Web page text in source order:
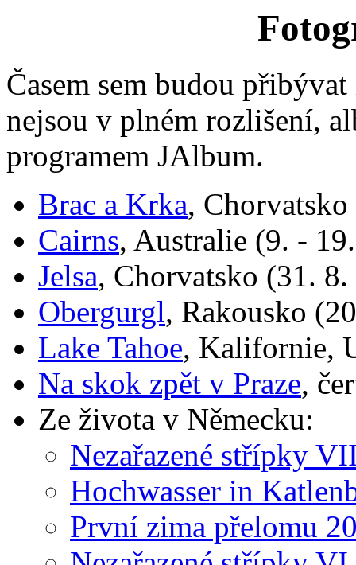
Časem sem budou
nejsou v plném rozlišení,
programem JAlbum.
Brac a Krka,
Cairns, Australie (9. -
Jelsa, Chorvatsko (31.
Obergurgl, Rakousko
Lake Tahoe, Kalifornie,
Na skok zpět v Praze,
Ze života v Německu:
Nezařazené střípky
Hochwasser in
První zima přelomu